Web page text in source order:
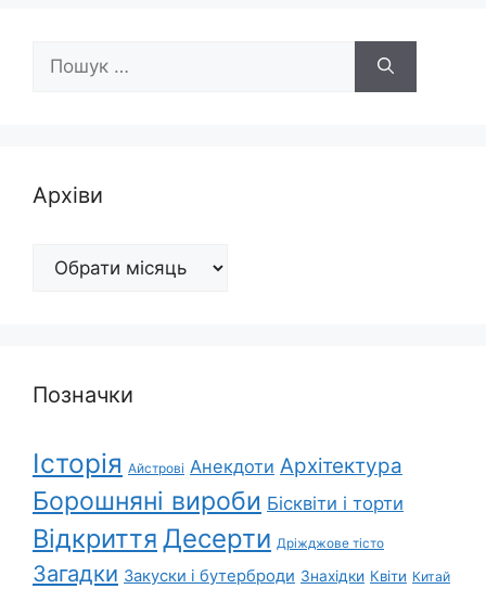
Архіви
Архіви
Позначки
Історія Айстрові Анекдоти Архітектура
Борошняні вироби Бісквіти і торти
Відкриття Десерти Дріжджове тісто
Загадки Закуски і бутерброди Знахідки Квіти Китай